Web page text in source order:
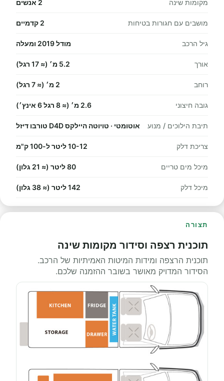
מקומות שינה 2 אנשים
מושבים עם חגורות בטיחות 2 קדמיים
גיל הרכב מודל 2019 ומעלה
אורך 5.2 מ׳ (≈ 17 רגל)
רוחב 2 מ׳ (≈ 7 רגל)
גובה חיצוני 2.6 מ׳ (≈ 8 רגל 6 אינץ׳)
תיבת הילוכים / מנוע אוטומטי · טויוטה היילקס D4D טורבו דיזל
צריכת דלק 10-12 ליטר ל-100 ק"מ
מיכל מים טריים 80 ליטר (≈ 21 גלון)
מיכל דלק 142 ליטר (≈ 38 גלון)
תצורה
תוכנית רצפה וסידור מקומות שינה
תוכנית הרצפה ומידות המיטות האמיתיות של הרכב.
הסידור המדויק מאושר בשובר ההזמנה שלכם.